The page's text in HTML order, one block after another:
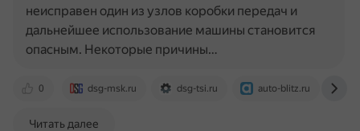
0 dsg-msk.ru dsg-tsi.ru auto-blitz.ru
неисправен один из узлов коробки передач и
дальнейшее использование машины становится
опасным. Некоторые причины…
Читать далее